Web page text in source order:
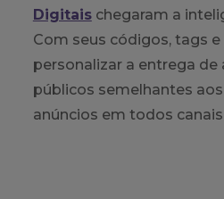
Digitaischegaram a
Com seus códigos, tags
personalizar a entrega de
públicos semelhantes
anúncios em todos